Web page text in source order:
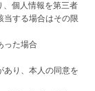
、個人情報を第三者
当する場合はその限
った場合
あり、本人の同意を